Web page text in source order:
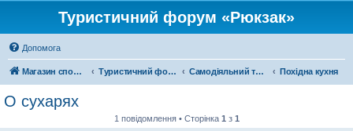
Туристичний форум «Рюкзак»
Допомога
Магазин спорядження Туристичний форум «Рюкзак» Самодіяльний туризм Похідна кухня
О сухарях
1 повідомлення • Сторінка 1 з 1